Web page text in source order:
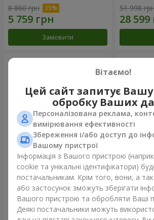
8 860 грн
Замовити
51 998
Композиція "Ти + Я"
51 398 грн
Замовити
101 біла
7 624 грн
Вітаємо!
Цей сайт запитує Вашу
обробку Ваших
Персоналізована реклама,
вимірювання ефективності
Збереження і/або доступ до
Вашому пристрої
Інформація з Вашого пристрою
cookie та унікальні ідентифікатори)
постачальникам. Крім того, вони, а
або застосунок зможуть зберігати
Вашого пристрою та обробляти Ваші
Деякі постачальники можуть